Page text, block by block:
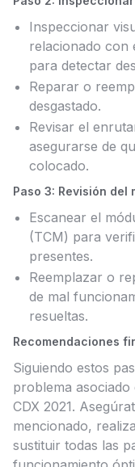
Inspeccionar
relacionado con
para detectar
Reparar o
desgastado.
Revisar el
asegurarse de
colocado.
Paso 3: Revisión
Escanear el
(TCM) para
presentes.
Reemplazar o
de mal
resueltas.
Recomendaciones
Siguiendo estos
problema
CDX 2021.
mencionado,
sustituir todas las